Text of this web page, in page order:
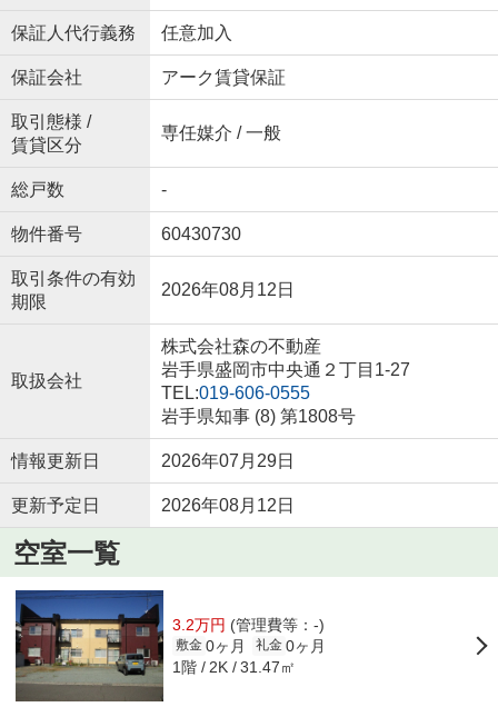
保証人代行義務 任意加入
保証会社 アーク賃貸保証
取引態様 /
賃貸区分
専任媒介 / 一般
総戸数 -
物件番号 60430730
取引条件の有効
期限
2026年08月12日
取扱会社
株式会社森の不動産
岩手県盛岡市中央通２丁目1-27
TEL:019-606-0555
岩手県知事 (8) 第1808号
情報更新日 2026年07月29日
更新予定日 2026年08月12日
空室一覧
3.2万円 (管理費等：-)
敷金 0ヶ月 礼金 0ヶ月
1階 2K 31.47㎡